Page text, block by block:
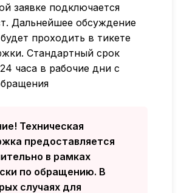
заявке подключается
Дальнейшее обсуждение
проходить в тикете
Стандартный срок
часа в рабочие дни с
Техническая
предоставляется
в рамках
по обращению. В
случаях для